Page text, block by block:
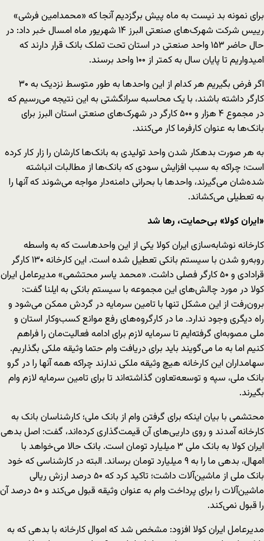
برای نمونه بد نیست به ماه پیش برگزدیم آنجا که «محمدامین فرشی»
رییس شرکت شهرک‌های صنعتی البرز ۱۴ شهریور ماه امسال خبر داد: در
حال حاضر ۱۵۳ واحد صنعتی در استان تحت تملک بانک قرار دارند که
امیدواریم تا پایان سال به کمتر از ۱۰۰ واحد برسند.
اگر فرض بگیریم هر کدام از این واحدها به طور متوسط نزدیک به ۳۰
کارگر داشته باشند، با یک محاسبه سرانگشتی به این نتیجه می‌رسیم که
در مجموع ۴ هزار و ۵۰۰ کارگر در شهرک‌های صنعتی استان البرز برای
بانک‌ها به عنوان کارفرما کار می‌کنند.
به هر صورت بدهکار شدن واحد تولیدی به بانک‌ها کارشان را زار کار کرده
است؛ چراکه به سبب افزایش سودی که بانک‌ها از مطالبات انباشته
شده‌شان می‌گیرند، واحدها با بحرانی دامنه‌دار مواجه می‌شوند که آنها را
به تعطیلی می‌کشاند.
«ایران کولا» بی‌حمایت، رها شد
کارخانه نوشابه‌سازی ایران کولا یکی از این واحدهاست که به واسطه
روبه‌رو شدن با سیستم بانکی تعطیل شده است. این کارخانه ۱۳۰ کارگر
قرادادی و ۵۰ کارگر فصلی داشت. «محمد یاسر محتشمی» مدیرعامل ایران
کولا در مورد چالش‌های این مجموعه با سیستم بانکی به ایلنا گفت:
برون‌رفت از این مشکل تنها با تامین سرمایه در گردش ممکن می‌شود و
راه دیگری وجود ندارد. ما در کارگروه‌های رفع موانع کسب‌و‌کار استان و
ملی مصوبه‌ای گرفته‌‌ایم تا سرمایه لازم برای ادامه فعالیت‌مان را فراهم
کنیم اما به ما می‌گویند باید برای دریافت وام حتما وثیقه ملکی بگذاریم.
سهامداران این کارخانه هیچ وثیقه ملکی ندارند چراکه همه آنها را در گرو
بانک ملی، سپه و توسعه‌تعاون گذاشته‌اند تا برای تامین سرمایه لازم وام
بگیرند.
محتشمی با بیان اینکه برای گرفتن وام از بانک ملی؛ کارشناسان بانک به
کارخانه آمدند و روی داریی‌های آن قیمت‌گذاری کرده‌اند، گفت: اصل بدهی
ایران کولا به بانک ملی ۳ میلیارد تومان است. بانک حالا می‌خواهد با
امهال، بدهی ما را به ۹ میلیارد تومان برساند. البته در کارشناسی که خود
بانک ملی از ماشین‌آلات داشت؛ تاکید کرد که ۵۰ درصد ارزش ریالی
ماشین‌آلات را برای پرداخت وام به عنوان وثیقه قبول می‌کند و ۵۰ درصد آن
را قبول نمی‌کند.
مدیرعامل ایران کولا افزود: مشخص شد که اموال کارخانه با بدهی که به